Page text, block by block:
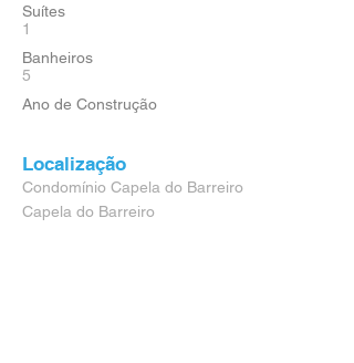
Suítes
1
Banheiros
5
Ano de Construção
Localização
Condomínio Capela do Barreiro
Capela do Barreiro